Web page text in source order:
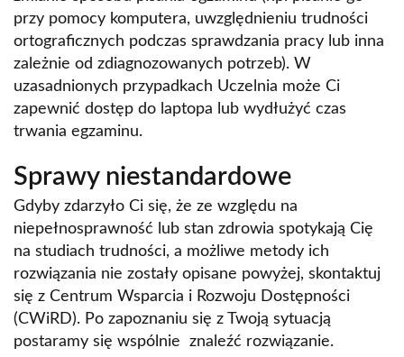
przy pomocy komputera, uwzględnieniu trudności
ortograficznych podczas sprawdzania pracy lub inna
zależnie od zdiagnozowanych potrzeb). W
uzasadnionych przypadkach Uczelnia może Ci
zapewnić dostęp do laptopa lub wydłużyć czas
trwania egzaminu.
Sprawy niestandardowe
Gdyby zdarzyło Ci się, że ze względu na
niepełnosprawność lub stan zdrowia spotykają Cię
na studiach trudności, a możliwe metody ich
rozwiązania nie zostały opisane powyżej, skontaktuj
się z Centrum Wsparcia i Rozwoju Dostępności
(CWiRD). Po zapoznaniu się z Twoją sytuacją
postaramy się wspólnie znaleźć rozwiązanie.